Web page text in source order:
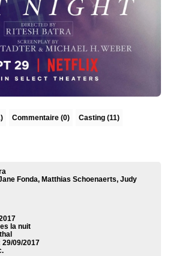
Commentaire (0) Casting (11)
Fonda, Matthias Schoenaerts, Judy
la nuit
29/09/2017